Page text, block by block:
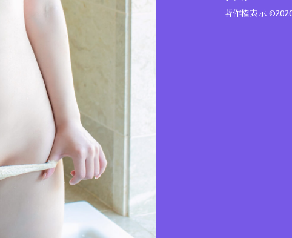
著作権表示